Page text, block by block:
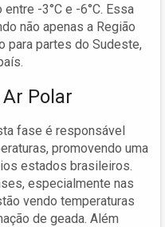
-3°C e -6°C. Essa
não apenas a Região
para partes do Sudeste,
Polar
fase é responsável
promovendo uma
estados brasileiros.
especialmente nas
vendo temperaturas
de geada. Além